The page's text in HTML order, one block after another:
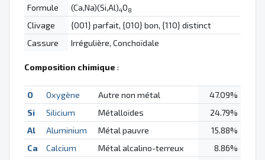
Formule
(Ca,Na)(Si,Al)4O8
Clivage
{001} parfait, {010} bon, {110} distinct
Cassure
Irrégulière, Conchoïdale
Composition chimique :
O Oxygène Autre non métal
47.09%
Si
Silicium Métalloïdes
24.79%
Al
Aluminium Métal pauvre
15.88%
Ca
Calcium Métal alcalino-terreux
8.86%